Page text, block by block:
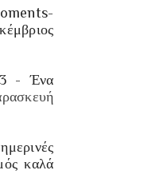
- Ένα
καλά